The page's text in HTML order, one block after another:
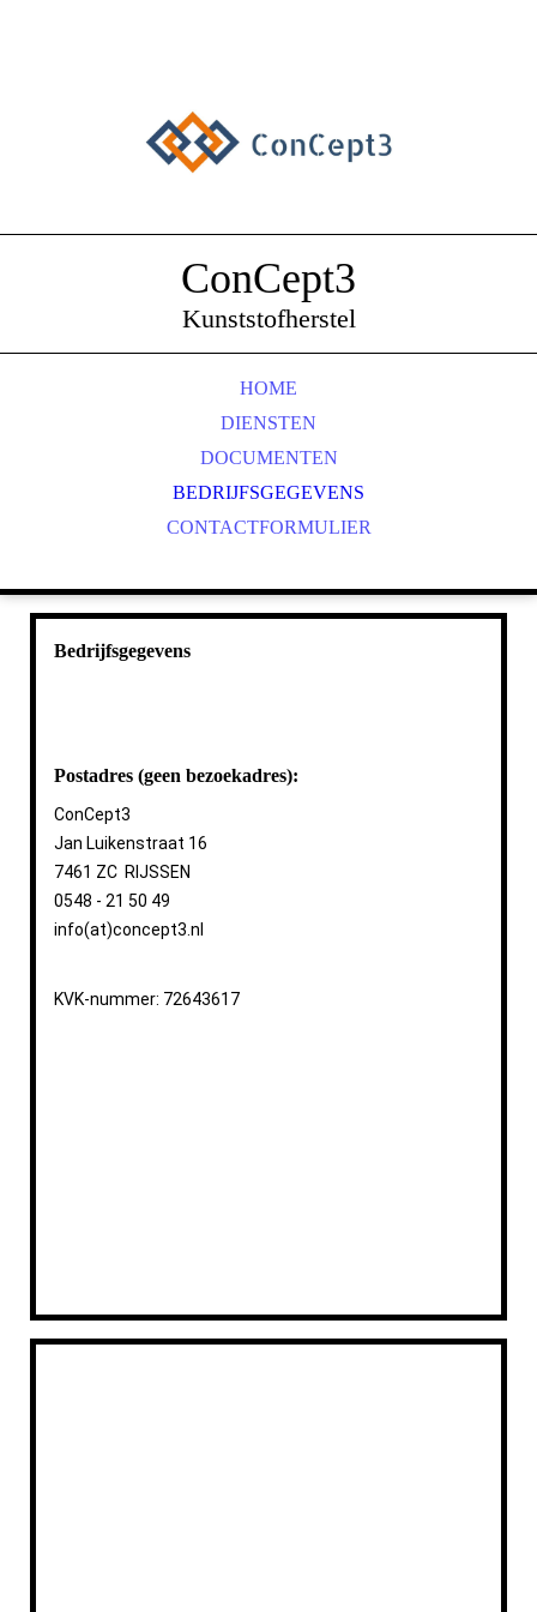
ConCept3
Kunststofherstel
HOME
DIENSTEN
DOCUMENTEN
BEDRIJFSGEGEVENS
CONTACTFORMULIER
Bedrijfsgegevens
Postadres (geen bezoekadres):
ConCept3
Jan Luikenstraat 16
7461 ZC RIJSSEN
0548 - 21 50 49
info(at)concept3.nl
KVK-nummer: 72643617